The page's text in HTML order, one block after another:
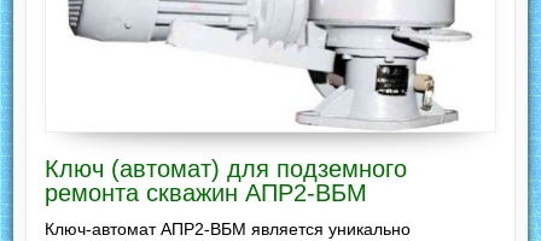
Ключ (автомат) для подземного
ремонта скважин АПР2-ВБМ
Ключ-автомат АПР2-ВБМ является уникально